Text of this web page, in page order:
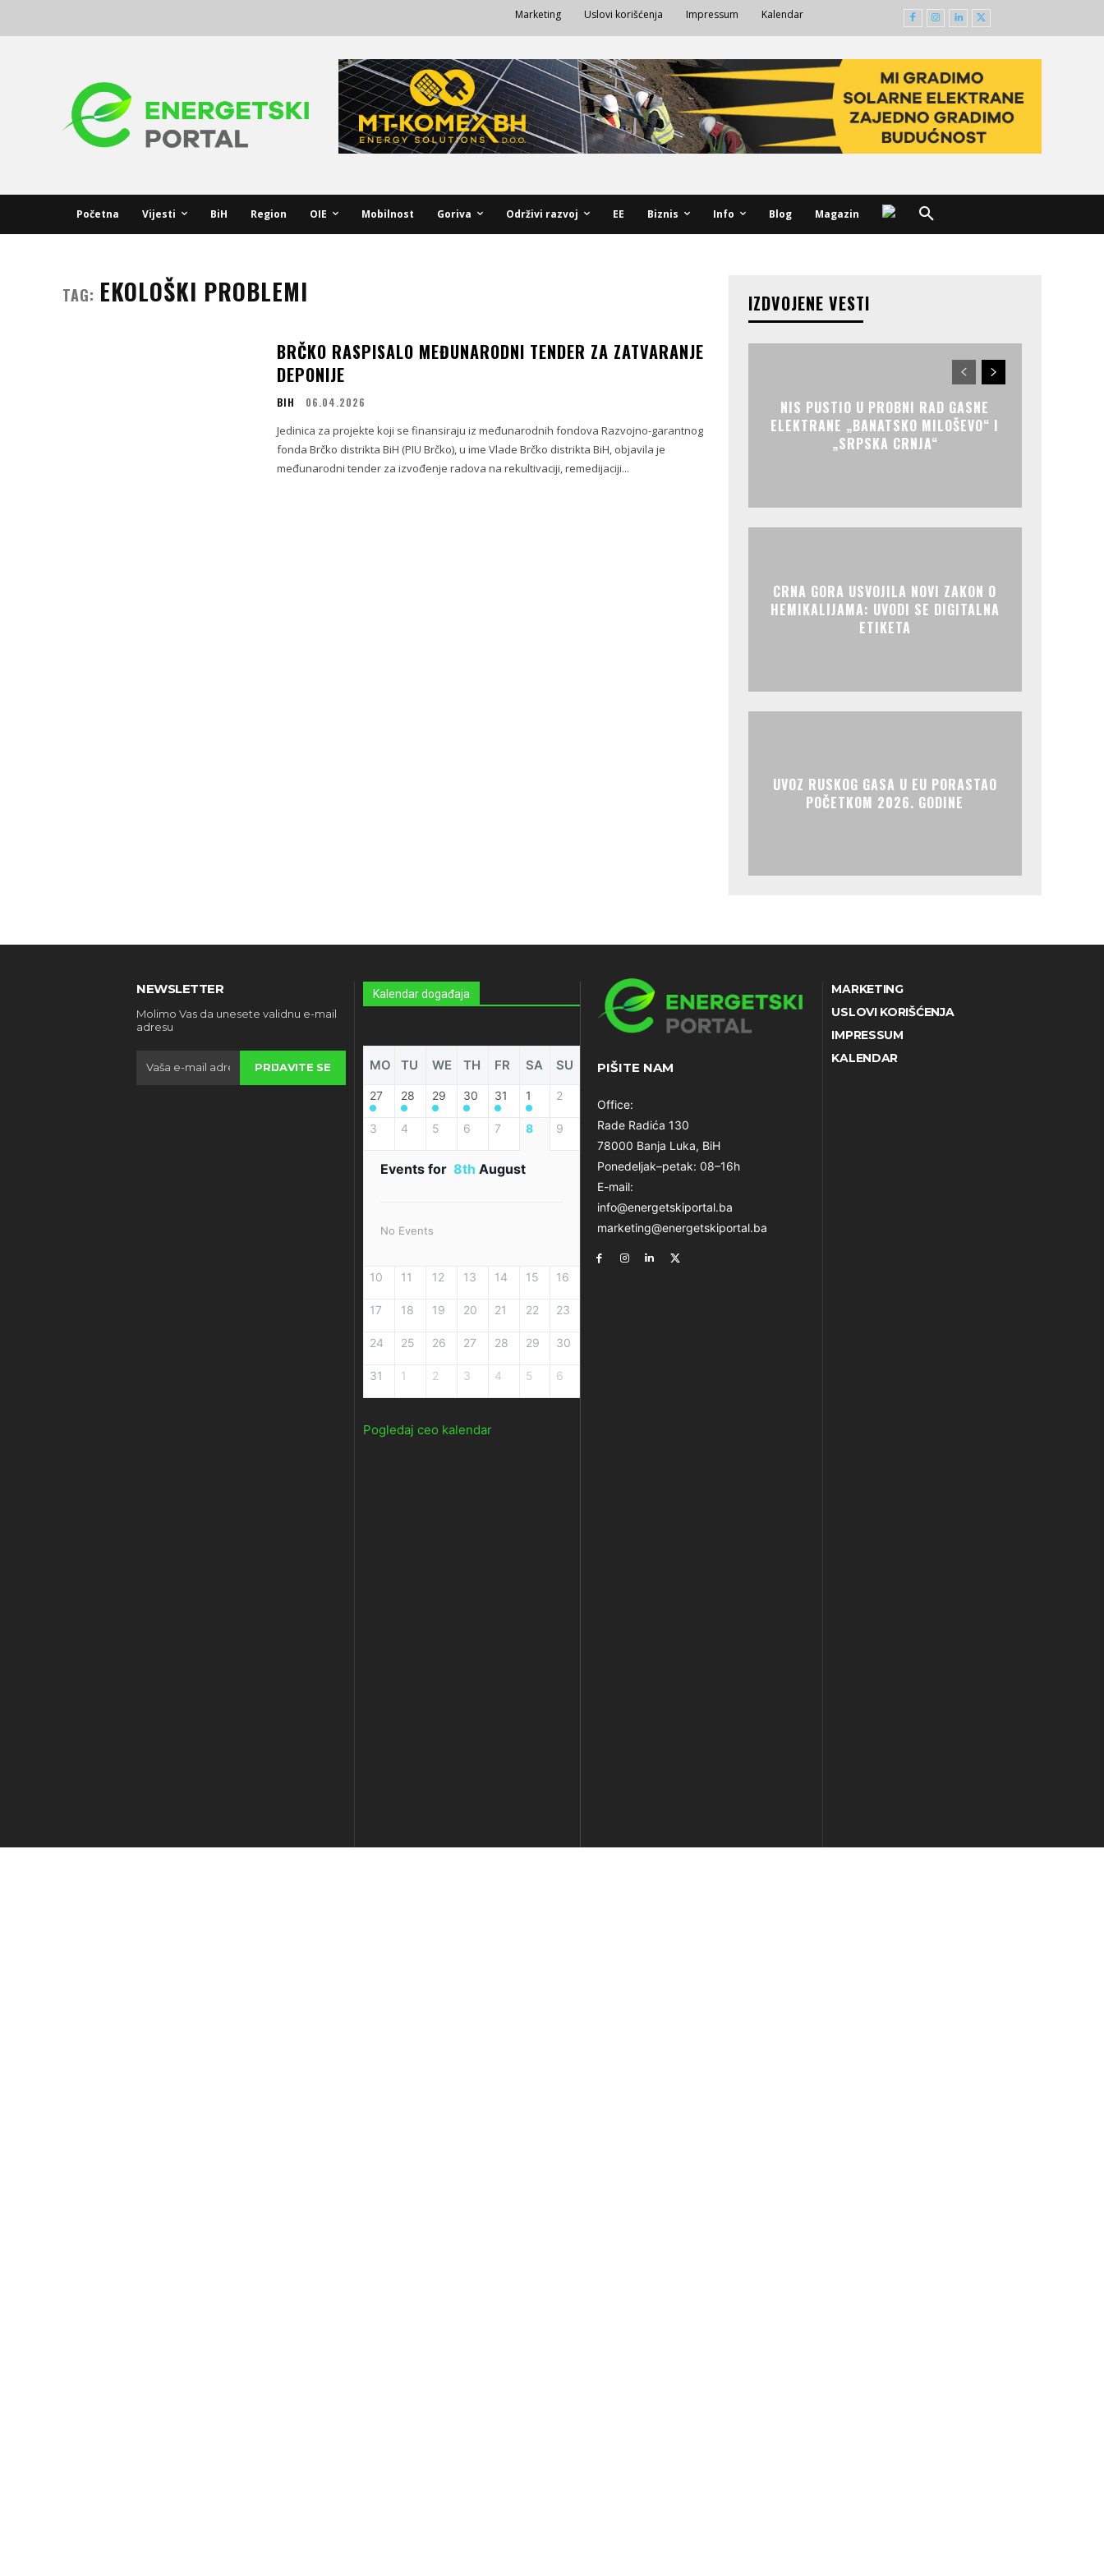
Marketing Uslovi korišćenja Impressum Kalendar
Početna Vijesti BiH Region OIE Mobilnost Goriva Održivi razvoj EE Biznis Info Blog Magazin
TAG: EKOLOŠKI PROBLEMI
BRČKO RASPISALO MEĐUNARODNI TENDER ZA ZATVARANJE
DEPONIJE
BIH 06.04.2026
Jedinica za projekte koji se finansiraju iz međunarodnih fondova Razvojno-garantnog
fonda Brčko distrikta BiH (PIU Brčko), u ime Vlade Brčko distrikta BiH, objavila je
međunarodni tender za izvođenje radova na rekultivaciji, remedijaciji...
IZDVOJENE VESTI
NIS PUSTIO U PROBNI RAD GASNE
ELEKTRANE „BANATSKO MILOŠEVO“ I
„SRPSKA CRNJA“
CRNA GORA USVOJILA NOVI ZAKON O
HEMIKALIJAMA: UVODI SE DIGITALNA
ETIKETA
UVOZ RUSKOG GASA U EU PORASTAO
POČETKOM 2026. GODINE
NEWSLETTER
Molimo Vas da unesete validnu e-mail
adresu
PRIJAVITE SE
Kalendar događaja
MO TU WE TH FR SA SU
27 28 29 30 31 1 2
3 4 5 6 7 8 9
Events for 8th August
No Events
10 11 12 13 14 15 16
17 18 19 20 21 22 23
24 25 26 27 28 29 30
31 1 2 3 4 5 6
Pogledaj ceo kalendar
PIŠITE NAM
Office:
Rade Radića 130
78000 Banja Luka, BiH
Ponedeljak–petak: 08–16h
E-mail:
info@energetskiportal.ba
marketing@energetskiportal.ba
MARKETING
USLOVI KORIŠĆENJA
IMPRESSUM
KALENDAR